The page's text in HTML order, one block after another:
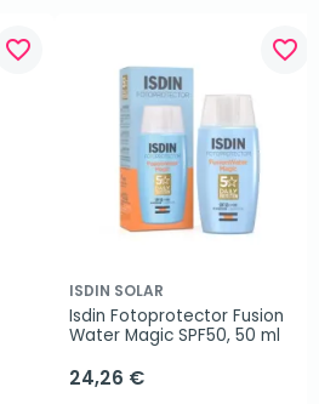
favorite_border favorite_border
ISDIN SOLAR
Isdin Fotoprotector Fusion
Water Magic SPF50, 50 ml
24,26 €